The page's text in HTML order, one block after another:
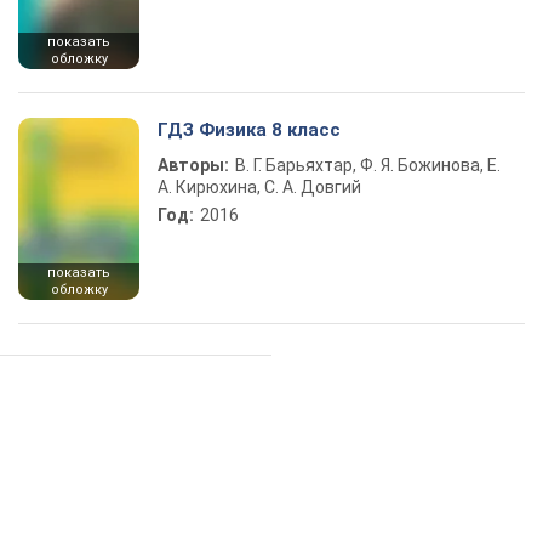
показать
обложку
показать
обложку
ГДЗ Физика 8 класс
Авторы: В. Г. Барьяхтар, Ф. Я. Божинова, Е.
А. Кирюхина, С. А. Довгий
Год: 2016